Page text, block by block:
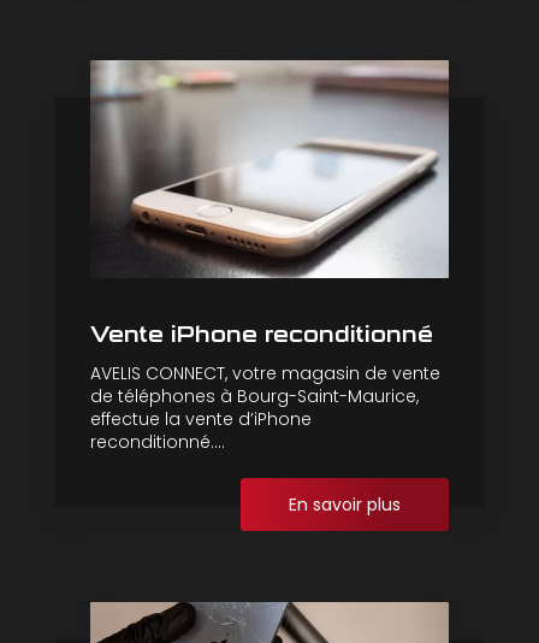
Vente iPhone reconditionné
AVELIS CONNECT, votre magasin de vente
de téléphones à Bourg-Saint-Maurice,
effectue la vente d’iPhone
reconditionné....
En savoir plus